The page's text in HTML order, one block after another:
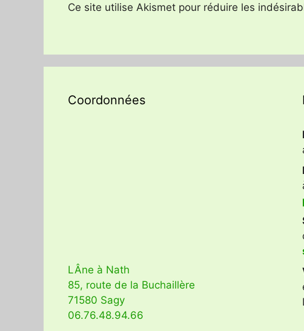
Ce site utilise Akismet pour réduire les
Coordonnées
LÂne à Nath
85, route de la Buchaillère
71580 Sagy
06.76.48.94.66